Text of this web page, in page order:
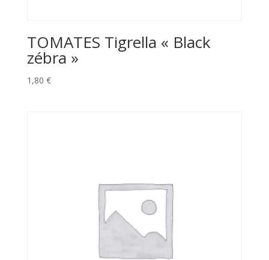
TOMATES Tigrella « Black
zébra »
1,80 €